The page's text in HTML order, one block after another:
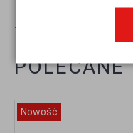
POLECANE
Nowość